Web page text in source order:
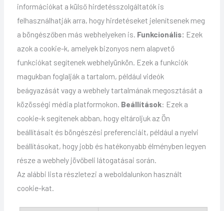
információkat a külső hirdetésszolgáltatók is
felhasználhatják arra, hogy hirdetéseket jelenítsenek meg
a böngészőben más webhelyeken is. Funkcionális: Ezek
azok a cookie-k, amelyek bizonyos nem alapvető
funkciókat segítenek webhelyünkön. Ezek a funkciók
magukban foglalják a tartalom, például videók
beágyazását vagy a webhely tartalmának megosztását a
közösségi média platformokon. Beállítások: Ezek a
cookie-k segítenek abban, hogy eltároljuk az Ön
beállításait és böngészési preferenciáit, például a nyelvi
beállításokat, hogy jobb és hatékonyabb élményben legyen
része a webhely jövőbeli látogatásai során.
Az alábbi lista részletezi a weboldalunkon használt
cookie-kat.